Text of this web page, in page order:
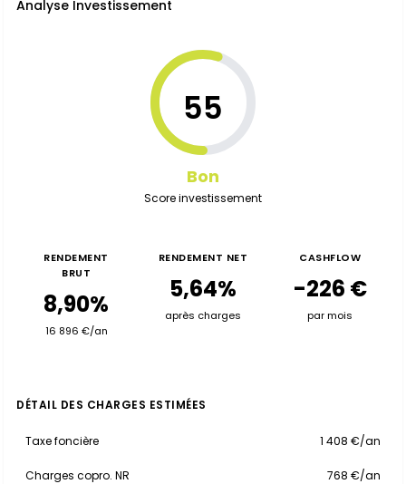
Analyse Investissement
55
Bon
Score investissement
RENDEMENT
BRUT
8,90%
16 896 €/an
RENDEMENT NET
5,64%
après charges
CASHFLOW
-226 €
par mois
DÉTAIL DES CHARGES ESTIMÉES
Taxe foncière 1 408 €/an
Charges copro. NR 768 €/an